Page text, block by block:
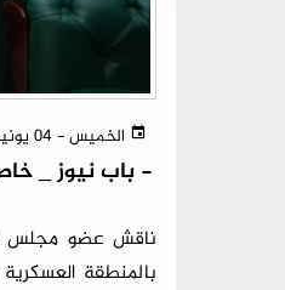
الخميس - 04 يونيو 2026 - 11:13 ص بتوقيت عدن
-باب نيوز _
ناقش عضو مجلس
بالمنطقة